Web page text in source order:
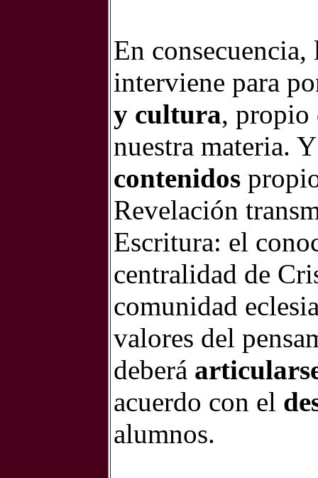
En
interviene para
y cultura, propio
nuestra materia.
contenidos
Revelación
Escritura: el
centralidad de
comunidad
valores del
deberá
acuerdo con el
alumnos.